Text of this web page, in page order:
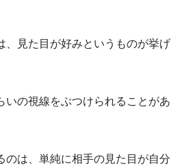
、見た目が好みというものが挙げ
いの視線をぶつけられることがあ
のは、単純に相手の見た目が自分